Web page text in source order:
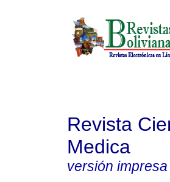
Revista
Medica
versión impresa